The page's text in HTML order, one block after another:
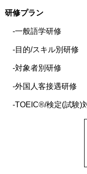
研修プラン
一般語学研修
目的/スキル別研修
対象者別研修
外国人客接遇研修
TOEIC®/検定(試験)